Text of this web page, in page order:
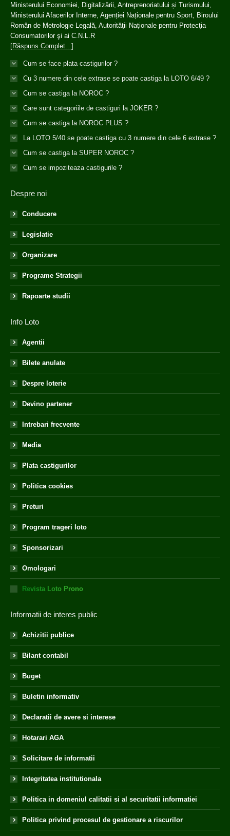
Ministerului Economiei, Digitalizării, Antreprenoriatului și Turismului,
Ministerului Afacerilor Interne, Agenției Naționale pentru Sport, Biroului
Român de Metrologie Legală, Autorităţii Naţionale pentru Protecţia
Consumatorilor şi ai C.N.L.R
[Răspuns Complet...]
Cum se face plata castigurilor ?
Cu 3 numere din cele extrase se poate castiga la LOTO 6/49 ?
Cum se castiga la NOROC ?
Care sunt categoriile de castiguri la JOKER ?
Cum se castiga la NOROC PLUS ?
La LOTO 5/40 se poate castiga cu 3 numere din cele 6 extrase ?
Cum se castiga la SUPER NOROC ?
Cum se impoziteaza castigurile ?
Despre noi
Conducere
Legislatie
Organizare
Programe Strategii
Rapoarte studii
Info Loto
Agentii
Bilete anulate
Despre loterie
Devino partener
Intrebari frecvente
Media
Plata castigurilor
Politica cookies
Preturi
Program trageri loto
Sponsorizari
Omologari
Revista Loto Prono
Informatii de interes public
Achizitii publice
Bilant contabil
Buget
Buletin informativ
Declaratii de avere si interese
Hotarari AGA
Solicitare de informatii
Integritatea institutionala
Politica in domeniul calitatii si al securitatii informatiei
Politica privind procesul de gestionare a riscurilor